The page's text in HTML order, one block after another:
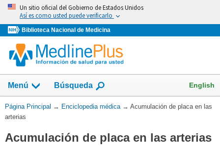
Omita
vaya
al
Contenido
Un sitio oficial del Gobierno de Estados Unidos
Así es como usted puede verificarlo
Biblioteca Nacional de Medicina
Menú Búsqueda English
Usted
está
Página Principal → Enciclopedia médica → Acumulación de placa en las
arterias
Acumulación de placa en las arterias